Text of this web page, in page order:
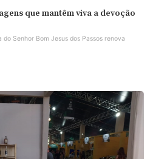
que mantêm viva a devoção
do Senhor Bom Jesus dos Passos renova